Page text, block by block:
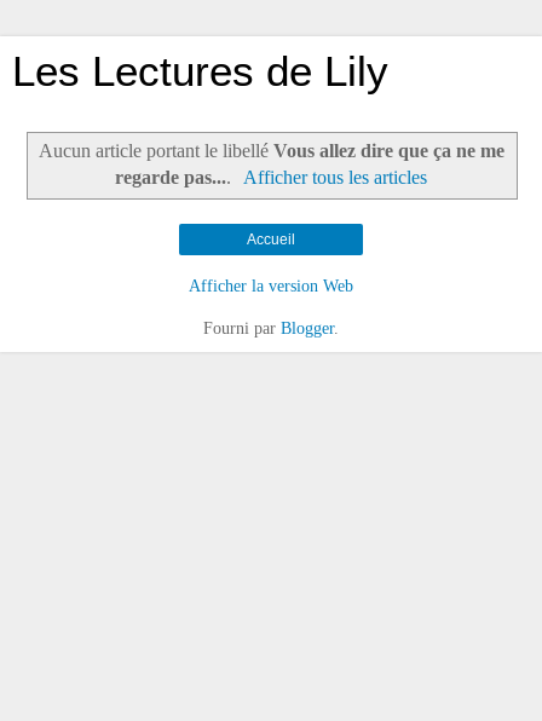
Les Lectures de Lily
Aucun article portant le libellé Vous allez dire que ça ne me
regarde pas.... Afficher tous les articles
Accueil
Afficher la version Web
Fourni par Blogger.